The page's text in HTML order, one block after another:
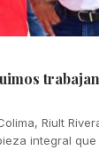
Riult
integral que